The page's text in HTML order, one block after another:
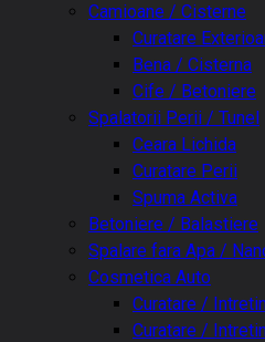
Camioane / Cisterne
Curatare
Bena / Cisterna
Cife / Betoniere
Spalatorii Perii / Tunel
Ceara Lichida
Curatare Perii
Spuma Activa
Betoniere / Balastiere
Spalare fara Apa /
Cosmetica Auto
Curatare /
Curatare /